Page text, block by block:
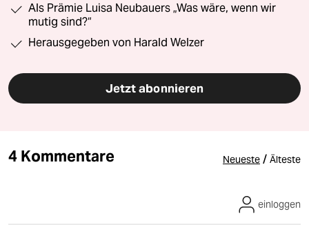
Als Prämie Luisa Neubauers „Was wäre, wenn wir
mutig sind?“
Herausgegeben von Harald Welzer
Jetzt abonnieren
4 Kommentare Neueste / Älteste
einloggen